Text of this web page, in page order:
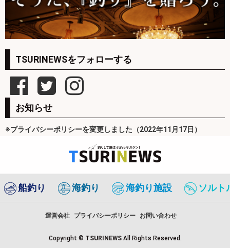
TSURINEWSをフォローする
お知らせ
※プライバシーポリシーを変更しました（2022年11月17日）
船釣り 海釣り 海釣り施設 ソルト
運営会社 プライバシーポリシー お問い合わせ
Copyright © TSURINEWS All Rights Reserved.